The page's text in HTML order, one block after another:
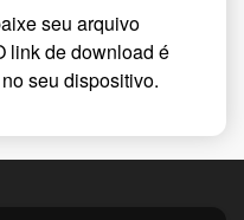
seu arquivo
link de download é
seu dispositivo.